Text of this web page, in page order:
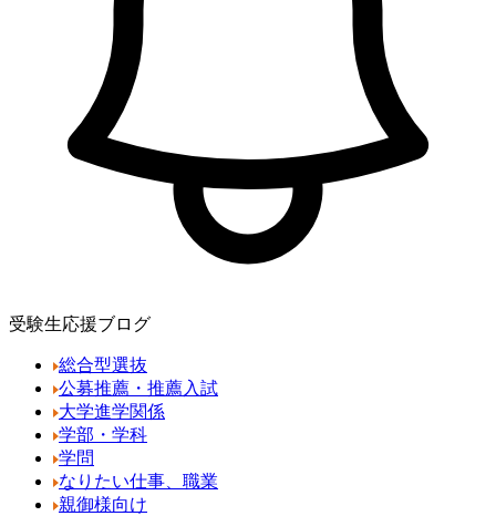
受験生応援ブログ
総合型選抜
公募推薦・推薦入試
大学進学関係
学部・学科
学問
なりたい仕事、職業
親御様向け